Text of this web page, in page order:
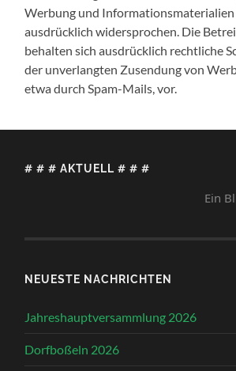
Werbung und
ausdrücklich widersprochen. Die
behalten sich ausdrücklich rechtliche
der unverlangten Zusendung von
etwa durch Spam-Mails, vor.
# # # AKTUELL # # #
Ein Blick
NEUESTE NACHRICHTEN
Jahreshauptversammlung 2026
Dorfboßeln 2026